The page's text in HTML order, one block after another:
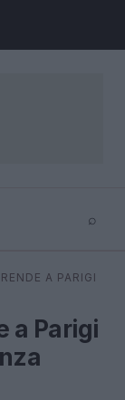
⌕
⌕ ×
A PARIGI
a Parigi